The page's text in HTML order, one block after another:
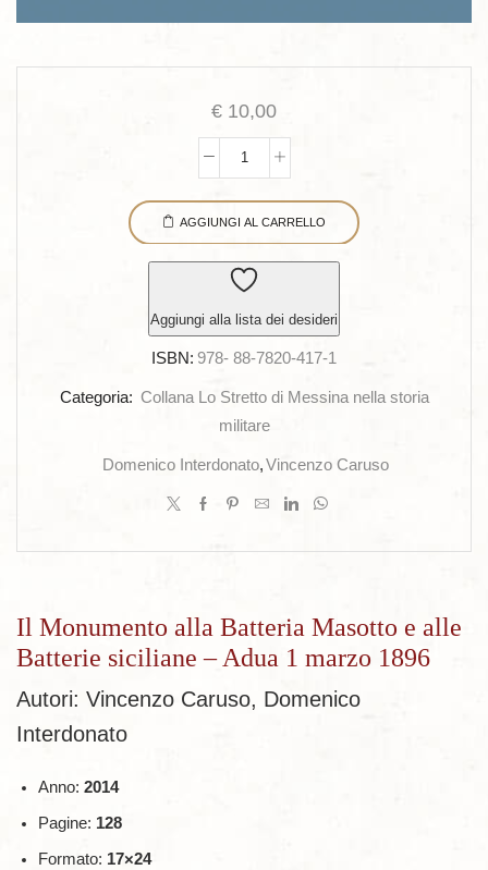
€ 10,00
Monumento
alla
Masotto
e
alle
Batterie
siciliane
-
Adua
marzo
AGGIUNGI AL CARRELLO
Aggiungi alla lista dei desideri
ISBN: 978- 88-7820-417-1
Categoria: Collana Lo Stretto di Messina nella storia
militare
Domenico Interdonato,Vincenzo Caruso
Il Monumento alla Batteria Masotto e alle
Batterie siciliane – Adua 1 marzo 1896
Autori: Vincenzo Caruso, Domenico
Interdonato
Anno: 2014
Pagine: 128
Formato: 17×24